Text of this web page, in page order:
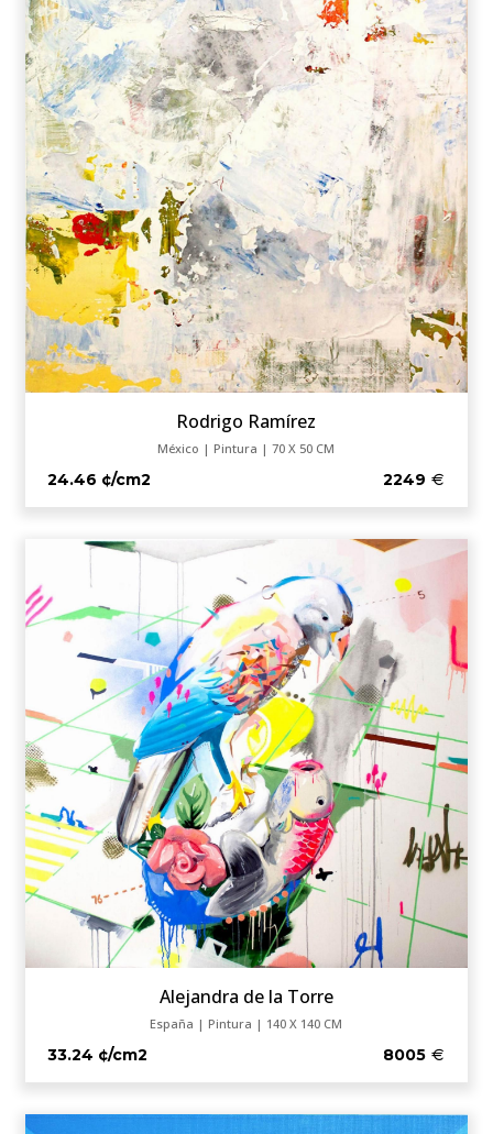
Rodrigo Ramírez
México | Pintura | 70 X 50 CM
24.46 ¢/cm2 2249
Alejandra de la Torre
España | Pintura | 140 X 140 CM
33.24 ¢/cm2 8005